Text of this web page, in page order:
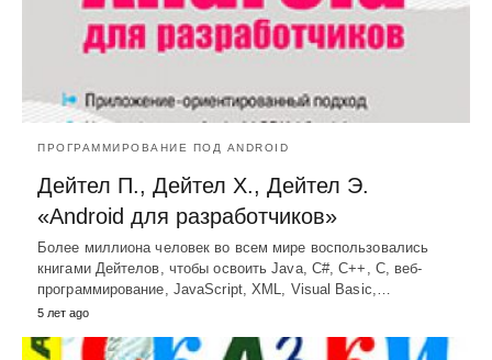
ПРОГРАММИРОВАНИЕ ПОД ANDROID
Дейтел П., Дейтел Х., Дейтел Э.
«Android для разработчиков»
Более миллиона человек во всем мире воспользовались
книгами Дейтелов, чтобы освоить Java, C#, C++, C, веб-
программирование, JavaScript, XML, Visual Basic,…
5 лет ago